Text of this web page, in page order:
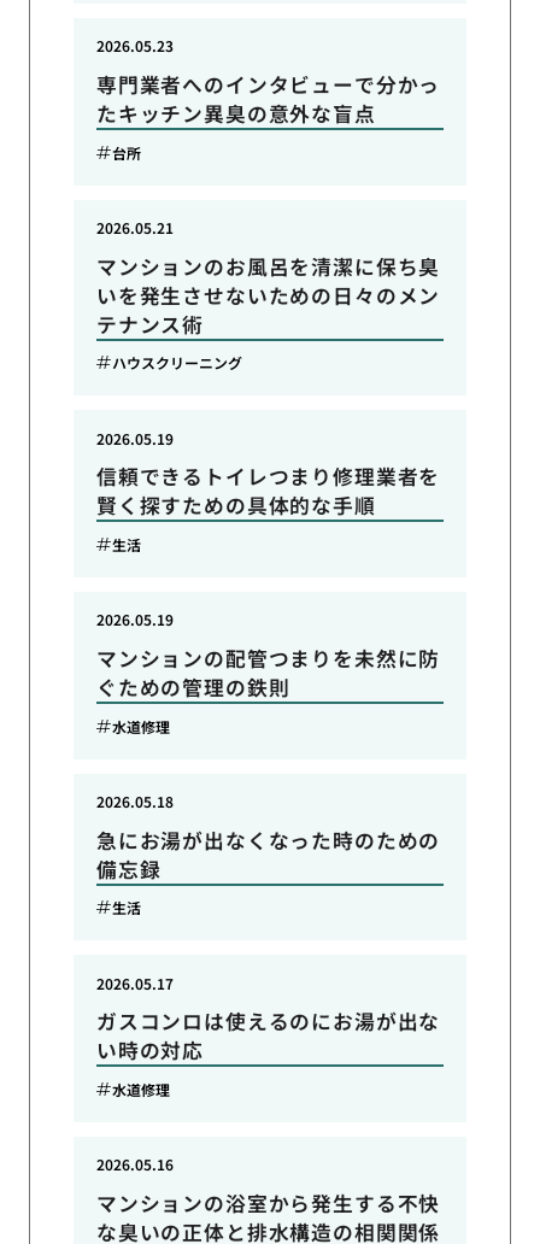
専門業者へのインタビューで分かっ
たキッチン異臭の意外な盲点
2026.05.23
台所
マンションのお風呂を清潔に保ち臭
いを発生させないための日々のメン
テナンス術
2026.05.21
ハウスクリーニング
信頼できるトイレつまり修理業者を
賢く探すための具体的な手順
2026.05.19
生活
マンションの配管つまりを未然に防
ぐための管理の鉄則
2026.05.19
水道修理
急にお湯が出なくなった時のための
備忘録
2026.05.18
生活
ガスコンロは使えるのにお湯が出な
い時の対応
2026.05.17
水道修理
マンションの浴室から発生する不快
な臭いの正体と排水構造の相関関係
2026.05.16